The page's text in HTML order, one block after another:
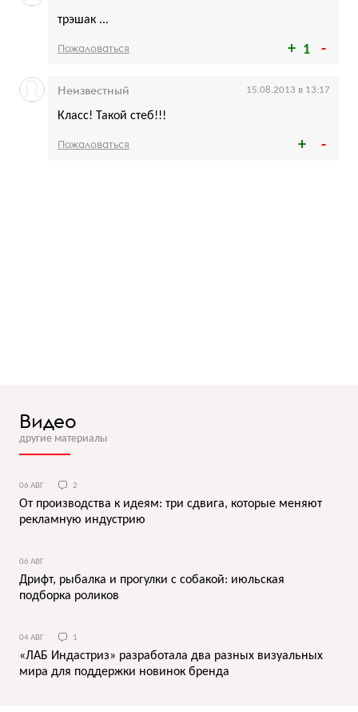
1
трэшак ...
Пожаловаться
Класс! Такой стеб!!!
Неизвестный 15.08.2013 в 13:17
Пожаловаться
Видео
другие материалы
06 АВГ 2
От производства к идеям: три сдвига, которые меняют
рекламную индустрию
06 АВГ
Дрифт, рыбалка и прогулки с собакой: июльская
подборка роликов
04 АВГ 1
«ЛАБ Индастриз» разработала два разных визуальных
мира для поддержки новинок бренда